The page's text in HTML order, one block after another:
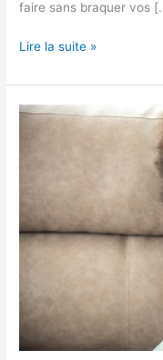
faire sans braquer vos
Lire la suite »
Les
pour